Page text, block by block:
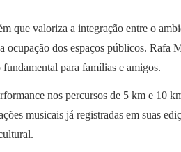
que valoriza a integração entre o
ocupação dos espaços públicos. Rafa
fundamental para famílias e amigos.
nos percursos de 5 km e 10
musicais já registradas em suas